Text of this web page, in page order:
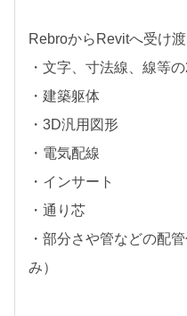
RebroからRevitへ受け
・文字、寸法線、線等
・建築躯体
・3D汎用図形
・電気配線
・インサート
・通り芯
・部分さや管などの配
み）